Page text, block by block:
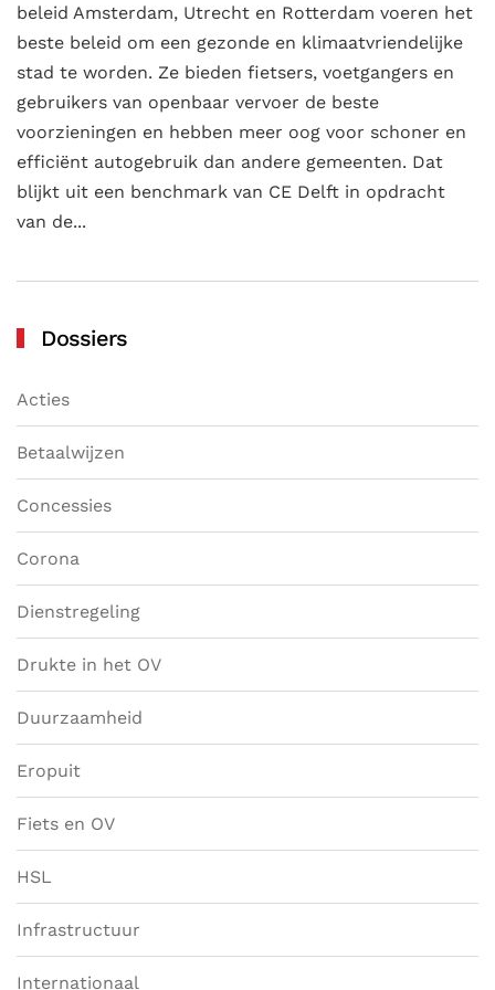
beleid Amsterdam, Utrecht en Rotterdam voeren het
beste beleid om een gezonde en klimaatvriendelijke
stad te worden. Ze bieden fietsers, voetgangers en
gebruikers van openbaar vervoer de beste
voorzieningen en hebben meer oog voor schoner en
efficiënt autogebruik dan andere gemeenten. Dat
blijkt uit een benchmark van CE Delft in opdracht
van de...
Dossiers
Acties
Betaalwijzen
Concessies
Corona
Dienstregeling
Drukte in het OV
Duurzaamheid
Eropuit
Fiets en OV
HSL
Infrastructuur
Internationaal